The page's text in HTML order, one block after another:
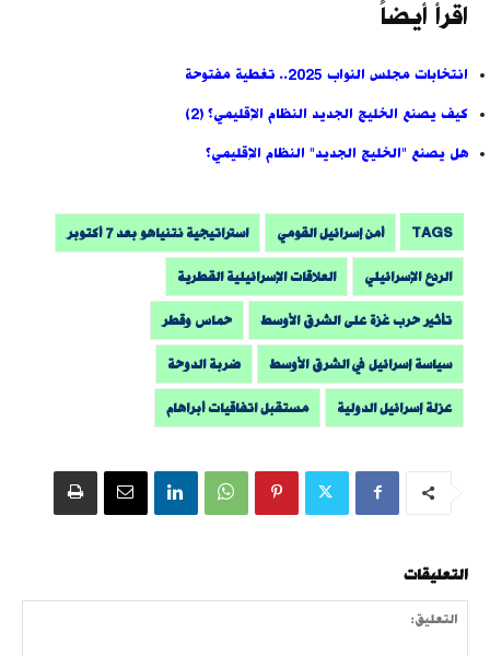
اقرأ أيضاً
انتخابات مجلس النواب 2025.. تغطية مفتوحة
كيف يصنع الخليج الجديد النظام الإقليمي؟ (2)
هل يصنع "الخليج الجديد" النظام الإقليمي؟
TAGS أمن إسرائيل القومي استراتيجية نتنياهو بعد 7 أكتوبر
الردع الإسرائيلي العلاقات الإسرائيلية القطرية
تأثير حرب غزة على الشرق الأوسط حماس وقطر
سياسة إسرائيل في الشرق الأوسط ضربة الدوحة
عزلة إسرائيل الدولية مستقبل اتفاقيات أبراهام
التعليقات